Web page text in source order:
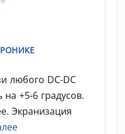
любого DC-DC
+5-6 градусов.
Экранизация